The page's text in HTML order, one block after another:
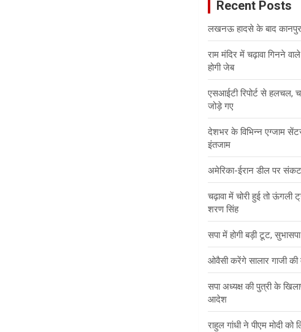
Recent Posts
लखनऊ हादसे के बाद
राम मंदिर में चढ़ावा गिनने
होगी जेब
एसआईटी रिपोर्ट से हलचल,
जोड़े गए
देशभर के विभिन्न एग्जाम
इंतजाम
अमेरिका-ईरान डील पर
चढ़ावा में चोरी हुई तो
शरण सिंह
सपा में होगी बड़ी टूट,
ओवैसी करेंगे सालार गाजी
सपा अध्यक्ष की पुत्री के
आदेश
राहुल गांधी ने पीएम मोदी